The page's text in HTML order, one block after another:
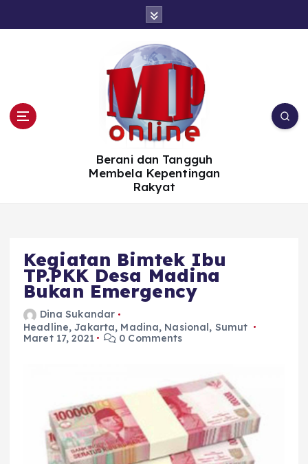
Berani dan Tangguh
Membela Kepentingan
Rakyat
Kegiatan Bimtek Ibu
TP.PKK Desa Madina
Bukan Emergency
Dina Sukandar
Headline,Jakarta, Madina, Nasional, Sumut
Maret 17, 2021
0 Comments